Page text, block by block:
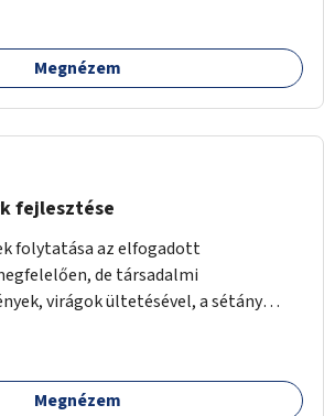
Megnézem
fejlesztése
folytatása az elfogadott
de társadalmi
virágok ültetésével, a sétány
Megnézem